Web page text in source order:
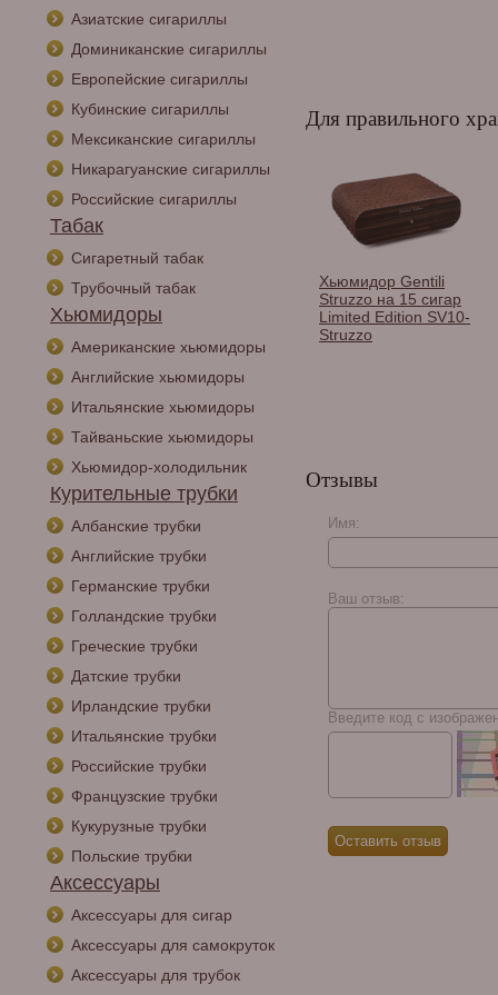
Азиатские сигариллы
Доминиканские сигариллы
Европейские сигариллы
Кубинские сигариллы
Мексиканские сигариллы
Никарагуанские сигариллы
Российские сигариллы
Табак
Сигаретный табак
Трубочный табак
Хьюмидоры
Американские хьюмидоры
Английские хьюмидоры
Итальянские хьюмидоры
Тайваньские хьюмидоры
Хьюмидор-холодильник
Курительные трубки
Албанские трубки
Английские трубки
Германские трубки
Голландские трубки
Греческие трубки
Датские трубки
Ирландские трубки
Итальянские трубки
Российские трубки
Французские трубки
Кукурузные трубки
Польские трубки
Аксессуары
Аксессуары для сигар
Аксессуары для самокруток
Аксессуары для трубок
Для правильного
Хьюмидор Lubinski на
50 сигар cо стеклом и
магнитными
Q2769
Хьюмидор Gentili
Struzzo на 15 сигар
Limited Edition SV10-
Struzzo
Отзывы
Имя:
Ваш отзыв:
Введите код с